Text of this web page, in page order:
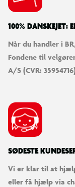
100% DANSKEJET:
Når du handler i
Fondene til
A/S (CVR:
SØDESTE
Vi er klar til at
eller få hjælp via